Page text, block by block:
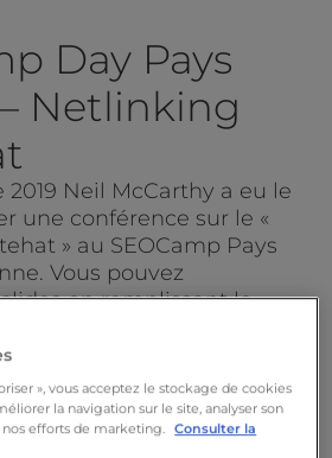
Day Pays
Netlinking
Neil McCarthy a eu le
une conférence sur le «
» au SEOCamp Pays
Vous pouvez
en remplissant le
la présentation au format
», vous acceptez le stockage de cookies
la navigation sur le site, analyser son
efforts de marketing.
Consulter la